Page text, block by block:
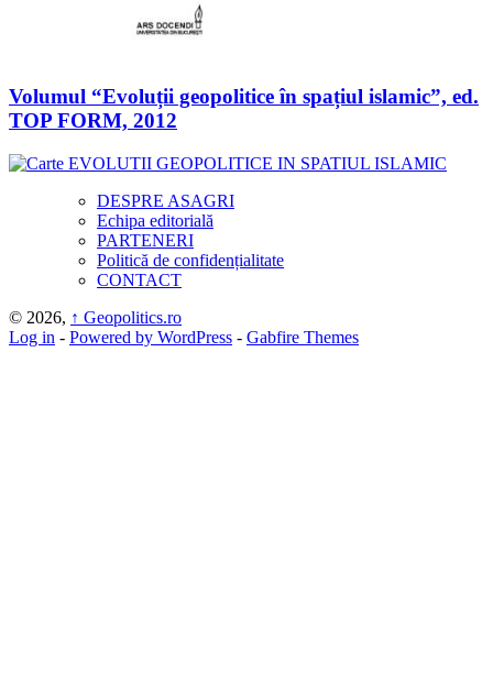
Volumul “Evoluții geopolitice în spațiul islamic”, ed.
TOP FORM, 2012
DESPRE ASAGRI
Echipa editorială
PARTENERI
Politică de confidențialitate
CONTACT
© 2026, ↑ Geopolitics.ro
Log in - Powered by WordPress - Gabfire Themes